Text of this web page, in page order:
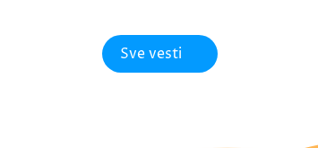
Sve vesti